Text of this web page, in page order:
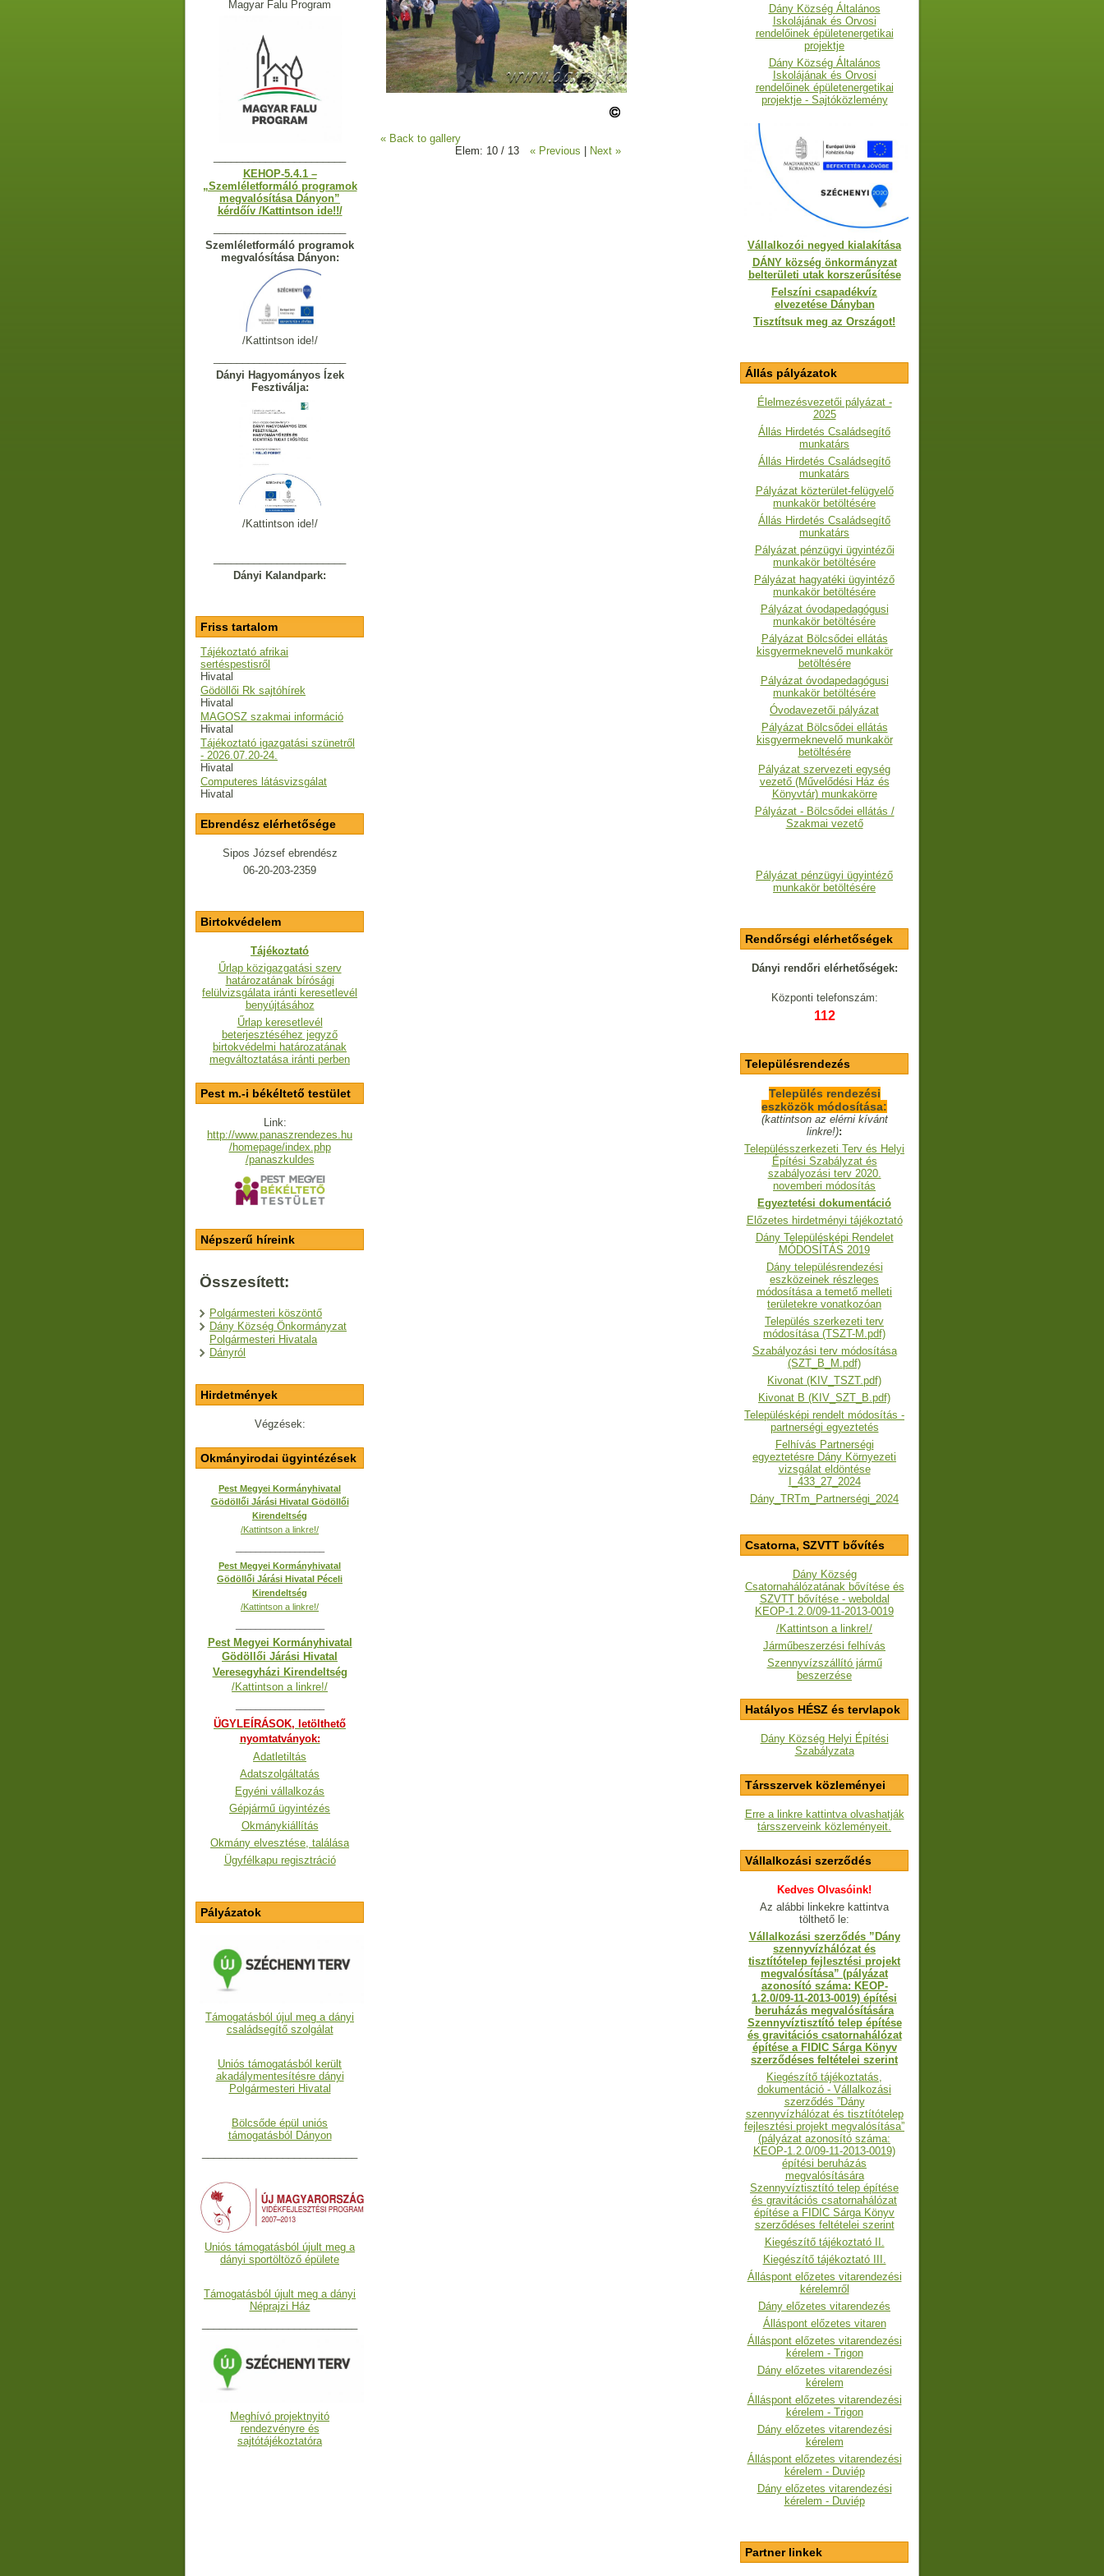
Magyar Falu Program
KEHOP-5.4.1 –
„Szemléletformáló programok
megvalósítása Dányon”
kérdőív /Kattintson ide!!/
Szemléletformáló programok
megvalósítása Dányon:
/Kattintson ide!/
Dányi Hagyományos Ízek
Fesztiválja:
/Kattintson ide!/
Dányi Kalandpark:
Friss tartalom
Tájékoztató afrikai
sertéspestisről
Hivatal
Gödöllői Rk sajtóhírek
Hivatal
MAGOSZ szakmai információ
Hivatal
Tájékoztató igazgatási szünetről
- 2026.07.20-24.
Hivatal
Computeres látásvizsgálat
Hivatal
Ebrendész elérhetősége
Sipos József ebrendész
06-20-203-2359
Birtokvédelem
Tájékoztató
Űrlap közigazgatási szerv
határozatának bírósági
felülvizsgálata iránti keresetlevél
benyújtásához
Űrlap keresetlevél
beterjesztéséhez jegyző
birtokvédelmi határozatának
megváltoztatása iránti perben
Pest m.-i békéltető testület
Link:
http://www.panaszrendezes.hu
/homepage/index.php
/panaszkuldes
Népszerű híreink
Összesített:
Polgármesteri köszöntő
Dány Község Önkormányzat
Polgármesteri Hivatala
Dányról
Hirdetmények
Végzések:
Okmányirodai ügyintézések
Pest Megyei Kormányhivatal
Gödöllői Járási Hivatal Gödöllői
Kirendeltség
/Kattintson a linkre!/
Pest Megyei Kormányhivatal
Gödöllői Járási Hivatal Péceli
Kirendeltség
/Kattintson a linkre!/
Pest Megyei Kormányhivatal
Gödöllői Járási Hivatal
Veresegyházi Kirendeltség
/Kattintson a linkre!/
ÜGYLEÍRÁSOK, letölthető
nyomtatványok:
Adatletiltás
Adatszolgáltatás
Egyéni vállalkozás
Gépjármű ügyintézés
Okmánykiállítás
Okmány elvesztése, találása
Ügyfélkapu regisztráció
Pályázatok
Támogatásból újul meg a dányi
családsegítő szolgálat
Uniós támogatásból került
akadálymentesítésre dányi
Polgármesteri Hivatal
Bölcsőde épül uniós
támogatásból Dányon
Uniós támogatásból újult meg a
dányi sportöltöző épülete
Támogatásból újult meg a dányi
Néprajzi Ház
Meghívó projektnyitó
rendezvényre és
sajtótájékoztatóra
« Back to gallery
Elem: 10 / 13
« Previous | Next »
Dány Község Általános
Iskolájának és Orvosi
rendelőinek épületenergetikai
projektje
Dány Község Általános
Iskolájának és Orvosi
rendelőinek épületenergetikai
projektje - Sajtóközlemény
Vállalkozói negyed kialakítása
DÁNY község önkormányzat
belterületi utak korszerűsítése
Felszíni csapadékvíz
elvezetése Dányban
Tisztítsuk meg az Országot!
Állás pályázatok
Élelmezésvezetői pályázat -
2025
Állás Hirdetés Családsegítő
munkatárs
Állás Hirdetés Családsegítő
munkatárs
Pályázat közterület-felügyelő
munkakör betöltésére
Állás Hirdetés Családsegítő
munkatárs
Pályázat pénzügyi ügyintézői
munkakör betöltésére
Pályázat hagyatéki ügyintéző
munkakör betöltésére
Pályázat óvodapedagógusi
munkakör betöltésére
Pályázat Bölcsődei ellátás
kisgyermeknevelő munkakör
betöltésére
Pályázat óvodapedagógusi
munkakör betöltésére
Óvodavezetői pályázat
Pályázat Bölcsődei ellátás
kisgyermeknevelő munkakör
betöltésére
Pályázat szervezeti egység
vezető (Művelődési Ház és
Könyvtár) munkakörre
Pályázat - Bölcsődei ellátás /
Szakmai vezető
Pályázat pénzügyi ügyintéző
munkakör betöltésére
Rendőrségi elérhetőségek
Dányi rendőri elérhetőségek:
Központi telefonszám:
112
Településrendezés
Település rendezési
eszközök módosítása:
(kattintson az elérni kívánt
linkre!):
Településszerkezeti Terv és Helyi
Építési Szabályzat és
szabályozási terv 2020.
novemberi módosítás
Egyeztetési dokumentáció
Előzetes hirdetményi tájékoztató
Dány Településképi Rendelet
MÓDOSÍTÁS 2019
Dány településrendezési
eszközeinek részleges
módosítása a temető melleti
területekre vonatkozóan
Település szerkezeti terv
módosítása (TSZT-M.pdf)
Szabályozási terv módosítása
(SZT_B_M.pdf)
Kivonat (KIV_TSZT.pdf)
Kivonat B (KIV_SZT_B.pdf)
Településképi rendelt módosítás -
partnerségi egyeztetés
Felhívás Partnerségi
egyeztetésre Dány Környezeti
vizsgálat eldöntése
I_433_27_2024
Dány_TRTm_Partnerségi_2024
Csatorna, SZVTT bővítés
Dány Község
Csatornahálózatának bővítése és
SZVTT bővítése - weboldal
KEOP-1.2.0/09-11-2013-0019
/Kattintson a linkre!/
Járműbeszerzési felhívás
Szennyvízszállító jármű
beszerzése
Hatályos HÉSZ és tervlapok
Dány Község Helyi Építési
Szabályzata
Társszervek közleményei
Erre a linkre kattintva olvashatják
társszerveink közleményeit.
Vállalkozási szerződés
Kedves Olvasóink!
Az alábbi linkekre kattintva
tölthető le:
Vállalkozási szerződés ”Dány
szennyvízhálózat és
tisztítótelep fejlesztési projekt
megvalósítása” (pályázat
azonosító száma: KEOP-
1.2.0/09-11-2013-0019) építési
beruházás megvalósítására
Szennyvíztisztító telep építése
és gravitációs csatornahálózat
építése a FIDIC Sárga Könyv
szerződéses feltételei szerint
Kiegészítő tájékoztatás,
dokumentáció - Vállalkozási
szerződés ”Dány
szennyvízhálózat és tisztítótelep
fejlesztési projekt megvalósítása”
(pályázat azonosító száma:
KEOP-1.2.0/09-11-2013-0019)
építési beruházás
megvalósítására
Szennyvíztisztító telep építése
és gravitációs csatornahálózat
építése a FIDIC Sárga Könyv
szerződéses feltételei szerint
Kiegészítő tájékoztató II.
Kiegészítő tájékoztató III.
Álláspont előzetes vitarendezési
kérelemről
Dány előzetes vitarendezés
Álláspont előzetes vitaren
Álláspont előzetes vitarendezési
kérelem - Trigon
Dány előzetes vitarendezési
kérelem
Álláspont előzetes vitarendezési
kérelem - Trigon
Dány előzetes vitarendezési
kérelem
Álláspont előzetes vitarendezési
kérelem - Duviép
Dány előzetes vitarendezési
kérelem - Duviép
Partner linkek